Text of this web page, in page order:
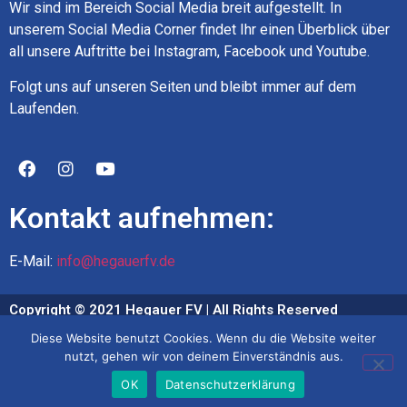
Wir sind im Bereich Social Media breit aufgestellt. In
unserem Social Media Corner findet Ihr einen Überblick über
all unsere Auftritte bei Instagram, Facebook und Youtube.
Folgt uns auf unseren Seiten und bleibt immer auf dem
Laufenden.
Kontakt aufnehmen:
E-Mail: info@hegauerfv.de
Copyright © 2021 Hegauer FV | All Rights Reserved
Impressum
Datenschutz
Diese Website benutzt Cookies. Wenn du die Website weiter
nutzt, gehen wir von deinem Einverständnis aus.
OK
Datenschutzerklärung